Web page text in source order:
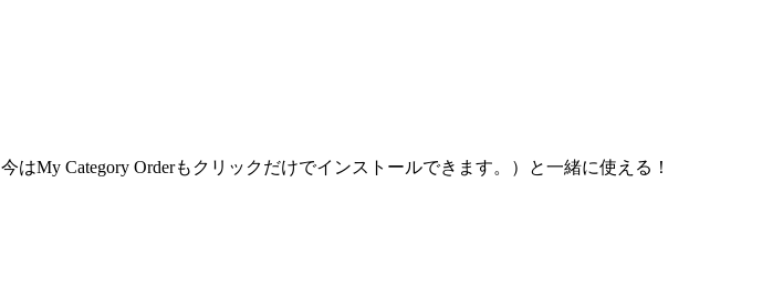
My Category Orderもクリックだけでインストールできます。）と一緒に使える！